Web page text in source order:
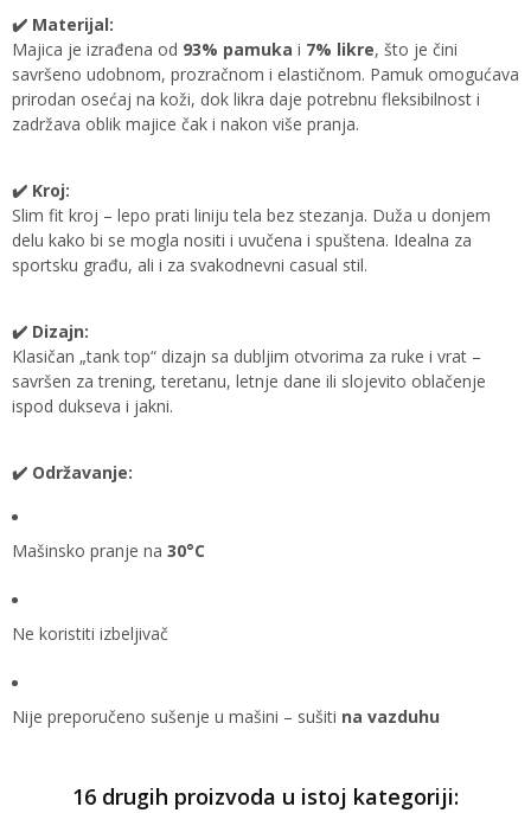
✔️ Materijal:
Majica je izrađena od 93% pamuka i 7% likre, što je čini
savršeno udobnom, prozračnom i elastičnom. Pamuk omogućava
prirodan osećaj na koži, dok likra daje potrebnu fleksibilnost i
zadržava oblik majice čak i nakon više pranja.
✔️ Kroj:
Slim fit kroj – lepo prati liniju tela bez stezanja. Duža u donjem
delu kako bi se mogla nositi i uvučena i spuštena. Idealna za
sportsku građu, ali i za svakodnevni casual stil.
✔️ Dizajn:
Klasičan „tank top“ dizajn sa dubljim otvorima za ruke i vrat –
savršen za trening, teretanu, letnje dane ili slojevito oblačenje
ispod dukseva i jakni.
✔️ Održavanje:
Mašinsko pranje na 30°C
Ne koristiti izbeljivač
Nije preporučeno sušenje u mašini – sušiti na vazduhu
16 drugih proizvoda u istoj kategoriji: